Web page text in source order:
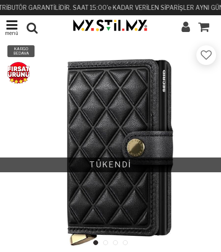
GARANTİLİDİR. SAAT 15:00'e KADAR VERİLEN SİPARİŞLER AYNI
menü
TÜKENDİ
KARGO
BEDAVA